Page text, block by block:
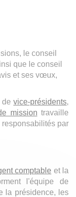
le conseil
que le conseil
et ses vœux,
de vice-présidents,
mission travaille
par
comptable et la
l'équipe de
la présidence, les